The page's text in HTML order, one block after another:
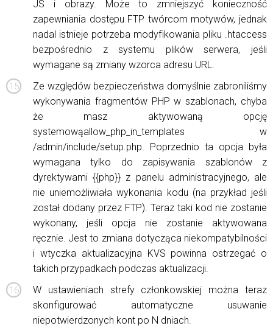
JS i obrazy. Może to zmniejszyć konieczność
zapewniania dostępu FTP twórcom motywów, jednak
nadal istnieje potrzeba modyfikowania pliku .htaccess
bezpośrednio z systemu plików serwera, jeśli
wymagane są zmiany wzorca adresu URL.
Ze względów bezpieczeństwa domyślnie zabroniliśmy
wykonywania fragmentów PHP w szablonach, chyba
że masz aktywowaną opcję
systemowąallow_php_in_templates w
/admin/include/setup.php. Poprzednio ta opcja była
wymagana tylko do zapisywania szablonów z
dyrektywami {{php}} z panelu administracyjnego, ale
nie uniemożliwiała wykonania kodu (na przykład jeśli
został dodany przez FTP). Teraz taki kod nie zostanie
wykonany, jeśli opcja nie zostanie aktywowana
ręcznie. Jest to zmiana dotycząca niekompatybilności
i wtyczka aktualizacyjna KVS powinna ostrzegać o
takich przypadkach podczas aktualizacji.
W ustawieniach strefy członkowskiej można teraz
skonfigurować automatyczne usuwanie
niepotwierdzonych kont po N dniach.